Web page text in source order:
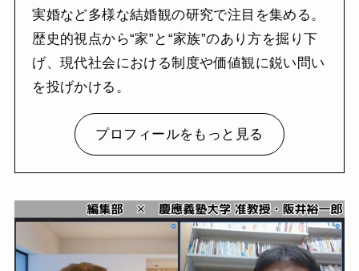
実婚など多様な結婚観の研究で注目を集める。
歴史的視点から“家”と“家族”のあり方を掘り下
げ、現代社会における制度や価値観に鋭い問い
を投げかける。
プロフィールをもっと見る